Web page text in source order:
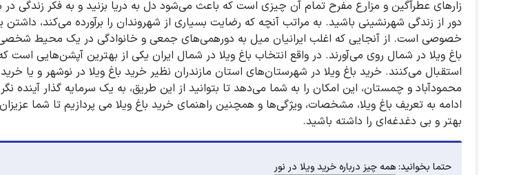
زارهای عطرآگین و مزارع مفرح تمام آن چیزی است که باعث می‌شود دل به دریا بزنید و به فکر زندگی در
دور از زندگی شهرنشینی باشید. به مراتب آنچه که رضایت بسیاری از شهروندان را برآورده می‌کند،
خصوصی است. از آنجایی که اغلب ایرانیان میل به دورهمی‌های جمعی و خانوادگی در یک محیط شخصی
باغ ویلا در شمال روی می‌آورند. در واقع انتخاب باغ ویلا در شمال ایران یکی از بهترین آپشن‌هایی است
استقبال می‌کنند. خرید باغ ویلا در شهرستان‌های استان مازندران نظیر خرید باغ ویلا در نوشهر و یا خرید
محمودآباد و چمستان، این امکان را به شما می‌دهد تا بتوانید از این طریق، به یک سرمایه گذار آینده
ادامه به تعریف باغ ویلا، مشخصات، ویژگی‌ها و همچنین راهنمای خرید باغ ویلا می پردازیم تا شما
بهتر و بی دغدغه‌ای را داشته باشید.
حتما بخوانید:همه چیز درباره خرید ویلا در نور